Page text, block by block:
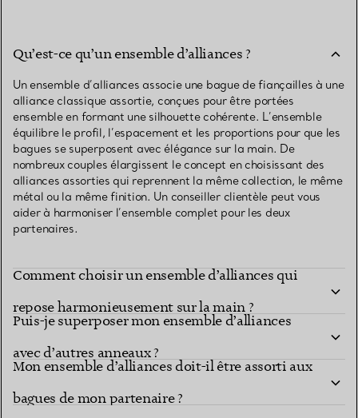
Qu’est-ce qu’un ensemble d’alliances ?
Un ensemble d’alliances associe une bague de fiançailles à une
alliance classique assortie, conçues pour être portées
ensemble en formant une silhouette cohérente. L’ensemble
équilibre le profil, l’espacement et les proportions pour que les
bagues se superposent avec élégance sur la main. De
nombreux couples élargissent le concept en choisissant des
alliances assorties qui reprennent la même collection, le même
métal ou la même finition. Un conseiller clientèle peut vous
aider à harmoniser l’ensemble complet pour les deux
partenaires.
Comment choisir un ensemble d’alliances qui
repose harmonieusement sur la main ?
Puis-je superposer mon ensemble d’alliances
avec d’autres anneaux ?
Mon ensemble d’alliances doit-il être assorti aux
bagues de mon partenaire ?
Les collections Tiffany proposent-elles des